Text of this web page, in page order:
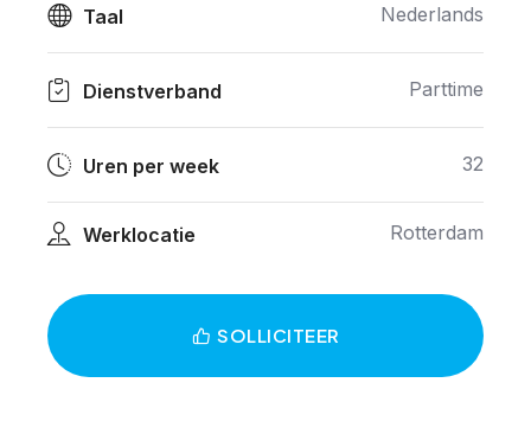
Taal Nederlands
Dienstverband Parttime
Uren per week 32
Werklocatie Rotterdam
SOLLICITEER